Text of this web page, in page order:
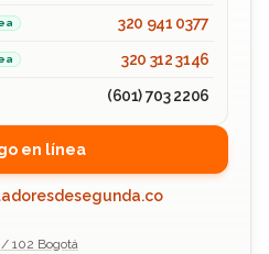
320 941 0377
320 312 3146
(601) 703 2206
en línea
/ 102 Bogotá